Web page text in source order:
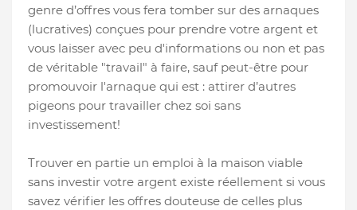
genre d’offres vous fera tomber sur des arnaques
(lucratives) conçues pour prendre votre argent et
vous laisser avec peu d'informations ou non et pas
de véritable "travail" à faire, sauf peut-être pour
promouvoir l'arnaque qui est : attirer d’autres
pigeons pour travailler chez soi sans
investissement!
Trouver en partie un emploi à la maison viable
sans investir votre argent existe réellement si vous
savez vérifier les offres douteuse de celles plus